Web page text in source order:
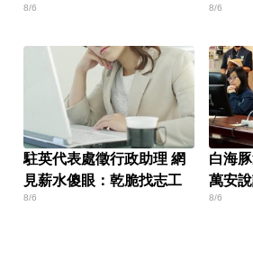
惠」
8/6
遊史
8/6
駐英代表處徵行政助理 網
見薪水傻眼：乾脆找志工
8/6
白海
萬安
8/6